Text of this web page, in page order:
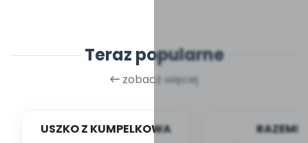
Teraz popularne
zobacz więcej
USZKO Z KUMPELKOWA